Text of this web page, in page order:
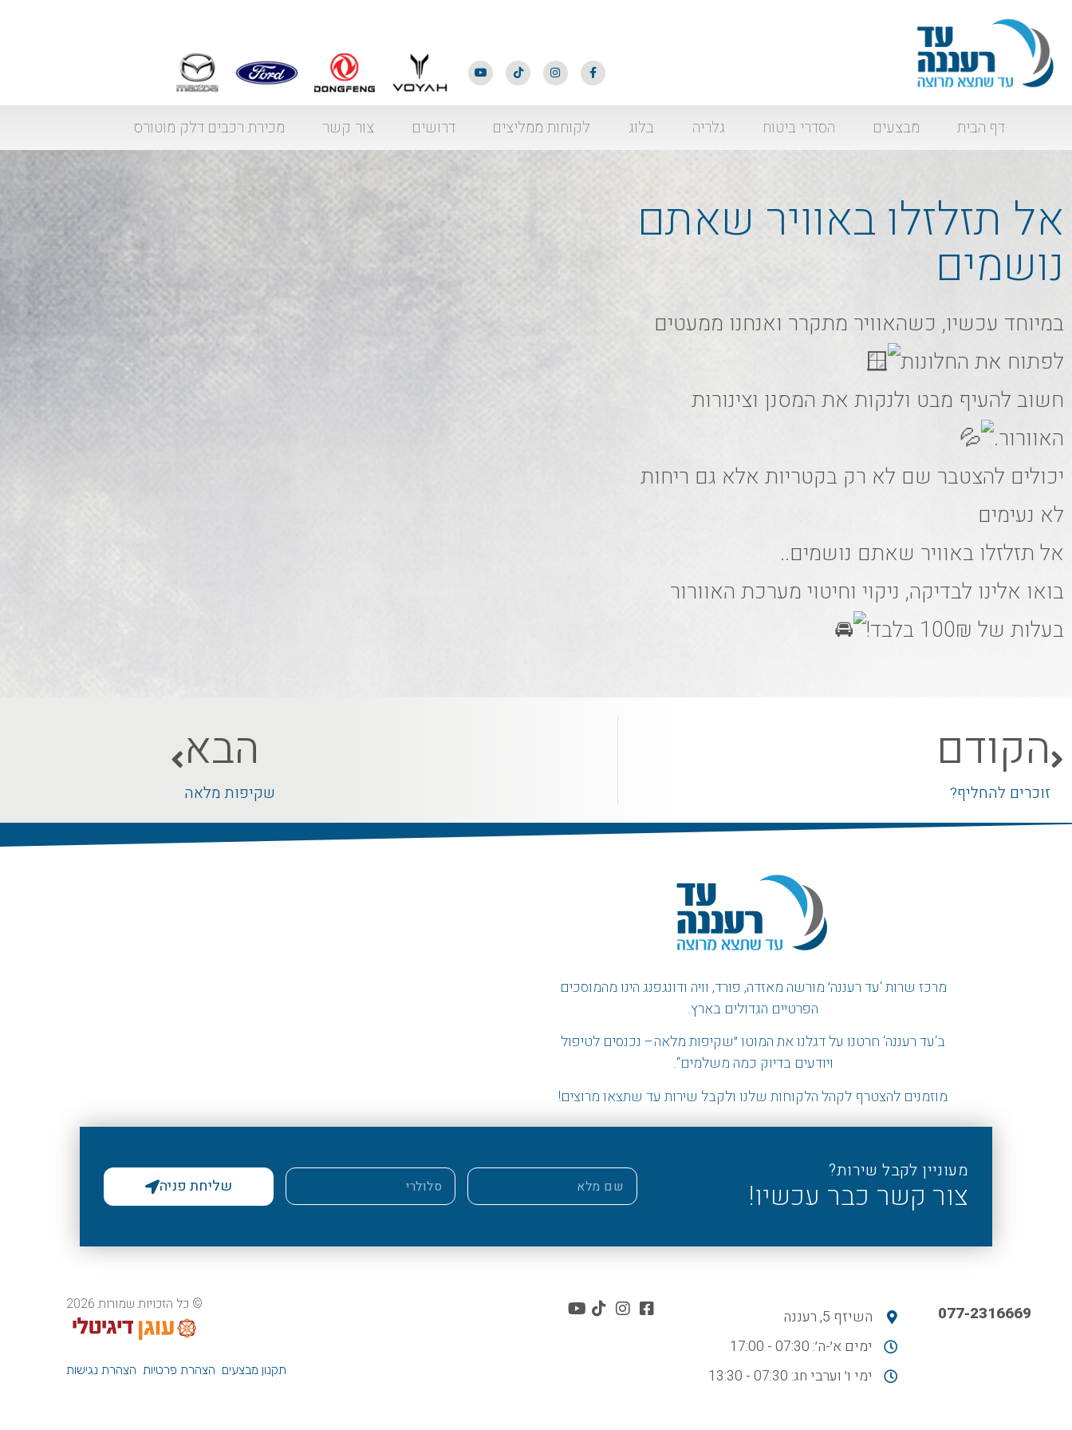
דף הבית מבצעים הסדרי ביטוח גלריה בלוג לקוחות ממליצים דרושים צור קשר מכירת רכבים דלק מוטורס
אל תזלזלו באוויר שאתם
נושמים
במיוחד עכשיו, כשהאוויר מתקרר ואנחנו ממעטים
לפתוח את החלונות
חשוב להעיף מבט ולנקות את המסנן וצינורות
האוורור.
יכולים להצטבר שם לא רק בקטריות אלא גם ריחות
לא נעימים
אל תזלזלו באוויר שאתם נושמים..
בואו אלינו לבדיקה, ניקוי וחיטוי מערכת האוורור
בעלות של 100₪ בלבד!
הקודם
זוכרים להחליף?
הבא
שקיפות מלאה
מרכז שרות ‘עד רעננה׳ מורשה מאזדה, פורד, וויה ודונגפנג הינו מהמוסכים
הפרטיים הגדולים בארץ.
ב‘עד רעננה‘ חרטנו על דגלנו את המוטו״שקיפות מלאה– נכנסים לטיפול
ויודעים בדיוק כמה משלמים“.
מוזמנים להצטרף לקהל הלקוחות שלנו ולקבל שירות עד שתצאו מרוצים!
מעוניין לקבל שירות?
צור קשר כבר עכשיו! שליחת פניה
077-2316669
השיזף 5, רעננה
ימים א׳-ה׳: 07:30 - 17:00
ימי ו׳ וערבי חג: 07:30 - 13:30
© כל הזכויות שמורות 2026
תקנון מבצעים הצהרת פרטיות הצהרת נגישות